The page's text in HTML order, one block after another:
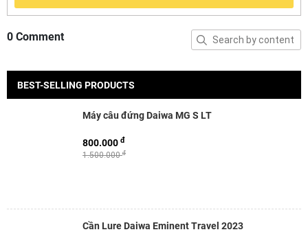
0 Comment
BEST-SELLING PRODUCTS
Máy câu đứng Daiwa MG S LT
1.500.000đ
800.000 đ
Cần Lure Daiwa Eminent Travel 2023